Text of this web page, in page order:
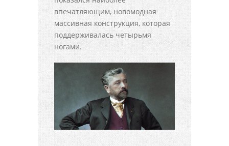
впечатляющим, новомодная
массивная конструкция, которая
поддерживалась четырьмя
ногами.